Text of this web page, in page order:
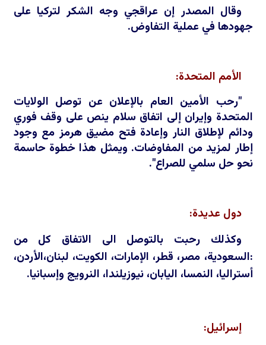
وقال المصدر إن عراقجي وجه الشكر لتركيا على
جهودها في عملية التفاوض.
الأمم المتحدة:
"رحب الأمين العام بالإعلان عن توصل الولايات
المتحدة وإيران إلى اتفاق سلام ينص على وقف فوري
ودائم لإطلاق النار وإعادة فتح مضيق هرمز مع وجود
إطار لمزيد من المفاوضات. ويمثل هذا خطوة حاسمة
نحو حل سلمي للصراع".
دول عديدة:
وكذلك رحبت بالتوصل الى الاتفاق كل من
:السعودية، مصر، قطر، الإمارات، الكويت، لبنان،الأردن،
أستراليا، النمسا، اليابان، نيوزيلندا، النرويج وإسبانيا.
إسرائيل: